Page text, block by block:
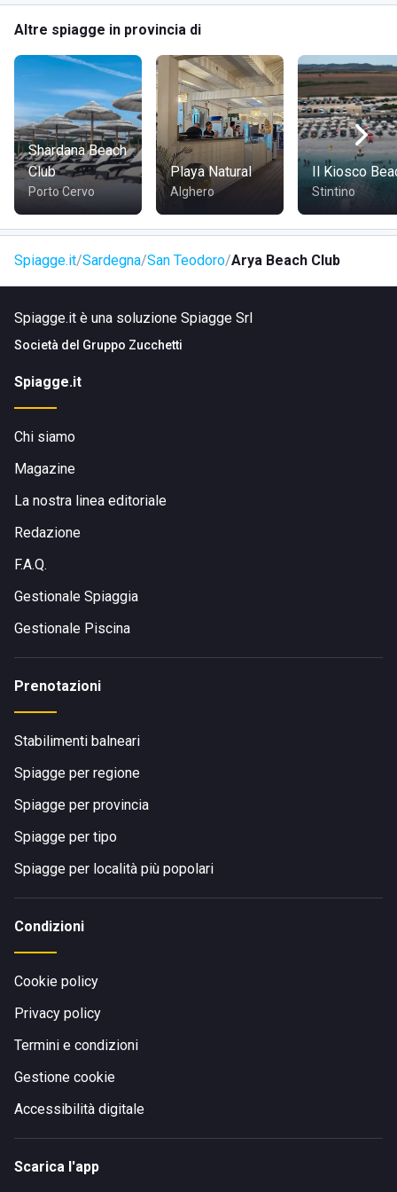
COME RAGGIUNGERE ARYA BEACH CLUB
In Auto:Da Olbia, prendere la SS125 in direzione San
Teodoro. Seguire le indicazioni per Via G. D'annunzio.
In Bus:Da Olbia, prendere un autobus in direzione San
Teodoro. Scendere alla fermata più vicina a Via G.
D'annunzio e proseguire a piedi fino allo stabilimento.
Da lì, è possibile prendere un taxi o noleggiare un'auto per
raggiungere Arya Beach Club seguendo le indicazioni sopra
riportate per l'auto.
Altre spiagge in provincia di
Shardana Beach
Club
Porto Cervo
Playa Natural
Alghero
Il Kiosco
Stintino
Spiagge.it Sardegna San Teodoro Arya Beach Club
Spiagge.it è una soluzione Spiagge Srl
Società del Gruppo Zucchetti
Spiagge.it
Chi siamo
Magazine
La nostra linea editoriale
Redazione
F.A.Q.
Gestionale Spiaggia
Gestionale Piscina
Prenotazioni
Stabilimenti balneari
Spiagge per regione
Spiagge per provincia
Spiagge per tipo
Spiagge per località più popolari
Condizioni
Cookie policy
Privacy policy
Termini e condizioni
Gestione cookie
Accessibilità digitale
Scarica l'app